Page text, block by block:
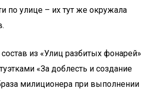
по улице – их тут же окружала
состав из «Улиц разбитых фонарей»
«За доблесть и создание
милиционера при выполнении